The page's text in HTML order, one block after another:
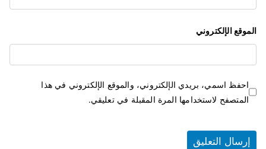
الموقع الإلكتروني
احفظ اسمي، بريدي الإلكتروني، والموقع الإلكتروني في هذا
المتصفح لاستخدامها المرة المقبلة في تعليقي.